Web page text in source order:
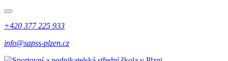
+420 377 225 933
info@sapss-plzen.cz